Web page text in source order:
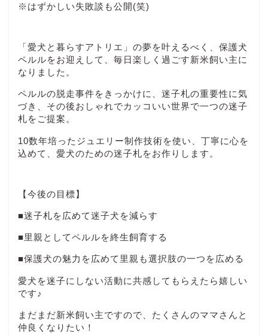
※はずかしい失敗談も公開(笑)
「愛犬と暮らすアトリエ」の夢を叶えるべく、保護犬
ペルルをお迎えして、毎日楽しく過ごす新米飼い主に
なりました。
ペルルの脱走事件をきっかけに、迷子札の重要性に気
づき、その後おしゃれでカッコいい世界で一つの迷子
札をご提案。
10数年培ったジュエリー制作技術を使い、丁寧に心を
込めて、愛犬のための迷子札をお作りします。
【今後の目標】
■迷子札を広めて迷子犬を減らす
■里親としてペルルを終生飼育する
■保護犬の魅力を広めて里親も選択肢の一つを広める
愛犬を迷子にしない活動に共感してもらえたら嬉しい
です♪
まだまだ新米飼い主ですので、たくさんのママさんと
仲良くなりたい！